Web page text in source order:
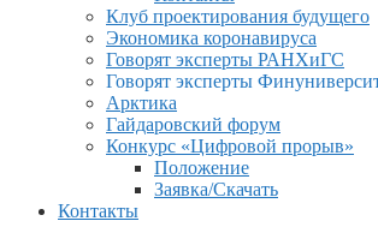
Клуб проектирования будущего
Экономика коронавируса
Говорят эксперты РАНХиГС
Говорят эксперты
Арктика
Гайдаровский форум
Конкурс «Цифровой прорыв»
Положение
Заявка/Скачать
Контакты